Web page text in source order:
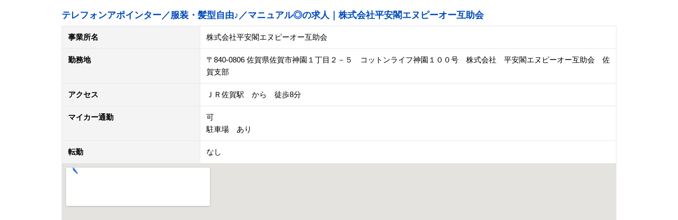
テレフォンアポインター／服装・髪型自由♪／マニュアル◎の求人｜株式会社平安閣エヌピーオー互助会
事業所名 株式会社平安閣エヌピーオー互助会
勤務地
〒840-0806 佐賀県佐賀市神園１丁目２－５ コットンライフ神園１００号 株式会社 平安閣エヌピーオー互助会 佐
賀支部
アクセス ＪＲ佐賀駅 から 徒歩8分
マイカー通勤
可
駐車場 あり
転勤 なし